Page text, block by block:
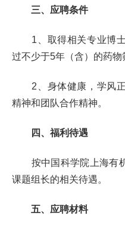
三、应聘条件
1 、取得相关专业博
过不少于5年（含）的药物
2 、身体健康，学风
精神和团队合作精神。
四、福利待遇
按中国科学院上海有
课题组长的相关待遇。
五、应聘材料